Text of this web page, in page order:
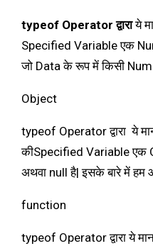
typeof Operator द्वाराये
Specified Variable एक
जो Data के रूप में किसी
Object
typeof Operator द्वारा ये
कीSpecified Variable एक
अथवा null है| इसके बारे में हम
function
typeof Operator द्वारा ये